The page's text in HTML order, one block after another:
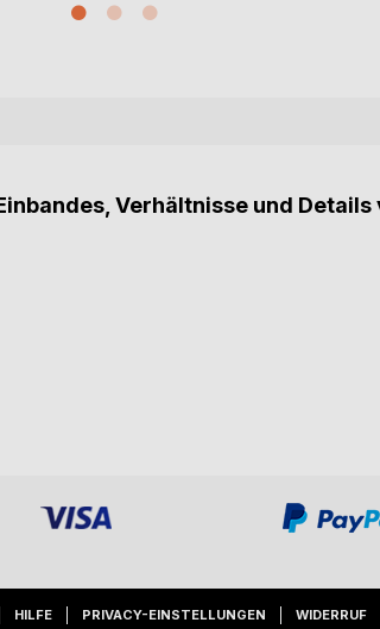
Verhältnisse und
HILFE PRIVACY-EINSTELLUNGEN WIDERRUF